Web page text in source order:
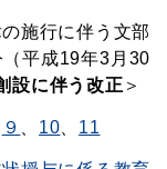
施行に伴う文部
平成19年3月30
設に伴う改正 ＞
９ 10 11